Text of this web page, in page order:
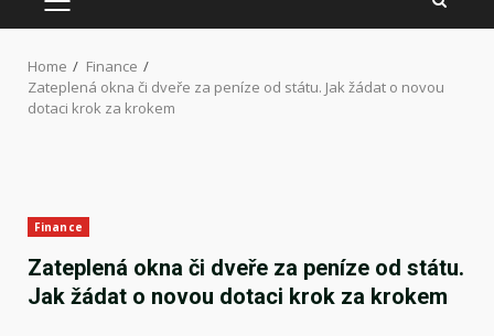
PRIMARY
Home
Finance
Zateplená okna či dveře za peníze od státu. Jak žádat o novou
dotaci krok za krokem
Finance
Zateplená okna či dveře za peníze od státu.
Jak žádat o novou dotaci krok za krokem